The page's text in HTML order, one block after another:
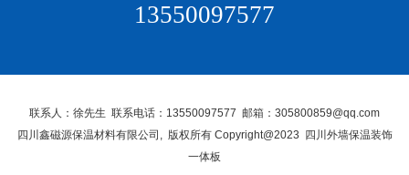
13550097577
联系人：徐先生 联系电话：13550097577 邮箱：305800859@qq.com
四川鑫磁源保温材料有限公司, 版权所有 Copyright@2023 四川外墙保温装饰
一体板